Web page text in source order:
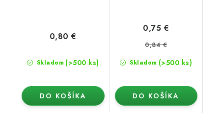
Skladom (>500 ks)
0,80 €
DO KOŠÍKA
Skladom (>500 ks)
0,75 €
0,84 €
DO KOŠÍKA